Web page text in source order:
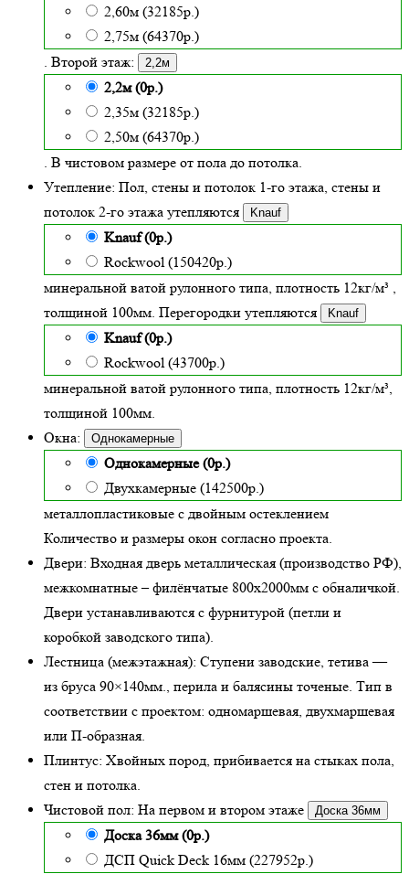
2,60м (32185р.)
2,75м (64370р.)
. Второй этаж:
2,2м
2,2м (0р.)
2,35м (32185р.)
2,50м (64370р.)
. В чистовом размере от пола до потолка.
Утепление: Пол, стены и потолок 1-го этажа, стены и
потолок 2-го этажа утепляются
Knauf
Knauf (0р.)
Rockwool (150420р.)
минеральной ватой рулонного типа, плотность 12кг/м³ ,
толщиной 100мм. Перегородки утепляются Knauf
Knauf (0р.)
Rockwool (43700р.)
минеральной ватой рулонного типа, плотность 12кг/м³,
толщиной 100мм.
Окна:
Однокамерные
Однокамерные (0р.)
Двухкамерные (142500р.)
металлопластиковые с двойным остеклением
Количество и размеры окон согласно проекта.
Двери: Входная дверь металлическая (производство РФ),
межкомнатные – филёнчатые 800х2000мм с обналичкой.
Двери устанавливаются с фурнитурой (петли и
коробкой заводского типа).
Лестница (межэтажная): Ступени заводские, тетива —
из бруса 90×140мм., перила и балясины точеные. Тип в
соответствии с проектом: одномаршевая, двухмаршевая
или П-образная.
Плинтус: Хвойных пород, прибивается на стыках пола,
стен и потолка.
Чистовой пол: На первом и втором этаже Доска 36мм
Доска 36мм (0р.)
ДСП Quick Deck 16мм (227952р.)